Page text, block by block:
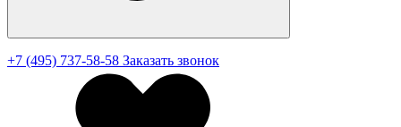
+7 (495) 737-58-58 Заказать звонок